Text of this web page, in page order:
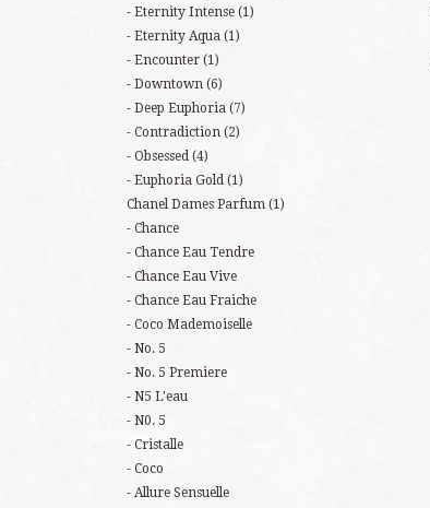
Eternity Intense (1)
Eternity Aqua (1)
Encounter (1)
Downtown (6)
Deep Euphoria (7)
Contradiction (2)
Obsessed (4)
Euphoria Gold (1)
Chanel Dames Parfum (1)
Chance
Chance Eau Tendre
Chance Eau Vive
Chance Eau Fraiche
Coco Mademoiselle
No. 5
No. 5 Premiere
N5 L'eau
N0. 5
Cristalle
Coco
Allure Sensuelle